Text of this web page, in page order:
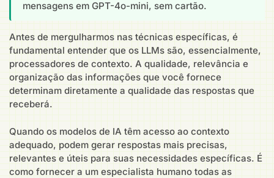
mensagens em GPT-4o-mini, sem cartão.
Antes de mergulharmos nas técnicas específicas, é
fundamental entender que os LLMs são, essencialmente,
processadores de contexto. A qualidade, relevância e
organização das informações que você fornece
determinam diretamente a qualidade das respostas que
receberá.
Quando os modelos de IA têm acesso ao contexto
adequado, podem gerar respostas mais precisas,
relevantes e úteis para suas necessidades específicas. É
como fornecer a um especialista humano todas as